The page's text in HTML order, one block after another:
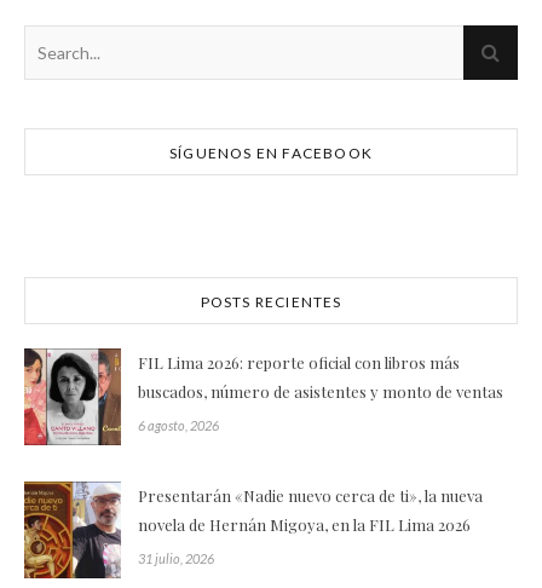
SÍGUENOS EN FACEBOOK
POSTS RECIENTES
FIL Lima 2026: reporte oficial con libros más
buscados, número de asistentes y monto de ventas
6 agosto, 2026
Presentarán «Nadie nuevo cerca de ti», la nueva
novela de Hernán Migoya, en la FIL Lima 2026
31 julio, 2026